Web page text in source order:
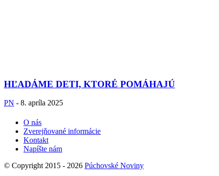
HĽADÁME DETI, KTORÉ POMÁHAJÚ
PN - 8. apríla 2025
O nás
Zverejňované informácie
Kontakt
Napíšte nám
© Copyright 2015 - 2026 Púchovské Noviny